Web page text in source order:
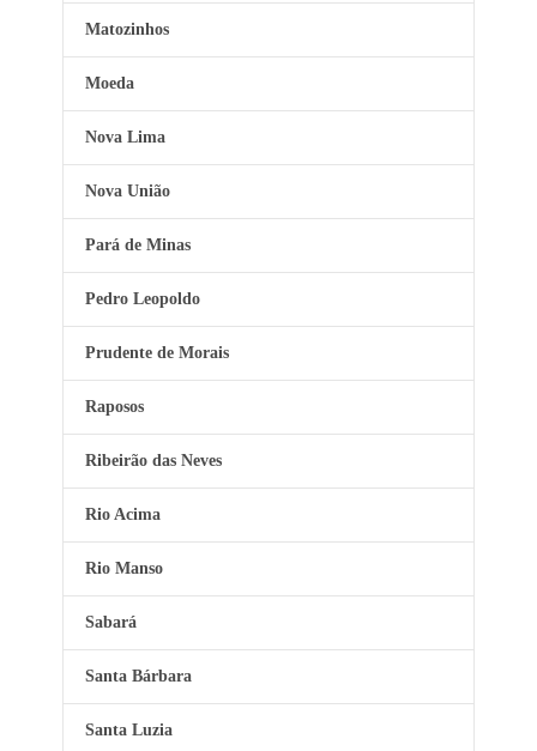
Matozinhos
Moeda
Nova Lima
Nova União
Pará de Minas
Pedro Leopoldo
Prudente de Morais
Raposos
Ribeirão das Neves
Rio Acima
Rio Manso
Sabará
Santa Bárbara
Santa Luzia